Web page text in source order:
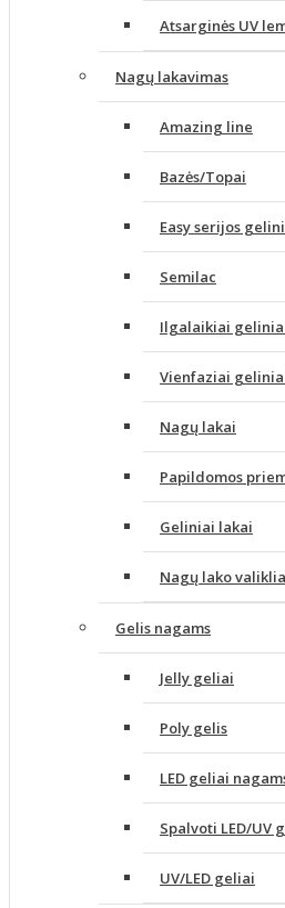
Atsarginės UV
Nagų lakavimas
Amazing line
Bazės/Topai
Easy serijos
Semilac
Ilgalaikiai
Vienfaziai
Nagų lakai
Papildomos
Geliniai lakai
Nagų lako
Gelis nagams
Jelly geliai
Poly gelis
LED geliai
Spalvoti LED/UV
UV/LED geliai